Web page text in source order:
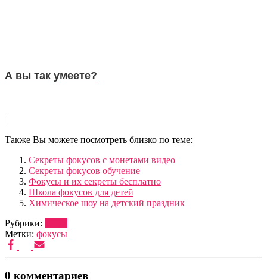
А вы так умеете?
Также Вы можете посмотреть близко по теме:
Секреты фокусов с монетами видео
Секреты фокусов обучение
Фокусы и их секреты бесплатно
Школа фокусов для детей
Химическое шоу на детский праздник
Рубрики:
Метки: фокусы
0 комментариев